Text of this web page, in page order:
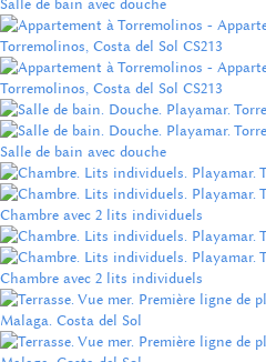
Salle de bain avec douche
Chambre avec 2 lits individuels
Chambre avec 2 lits individuels